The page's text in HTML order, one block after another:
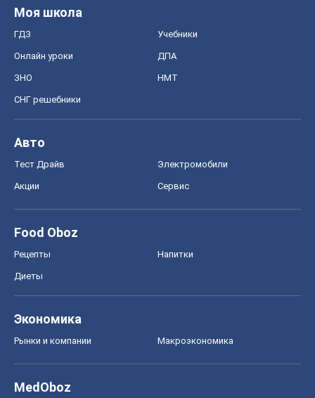
Моя школа
ГДЗ Учебники
Онлайн уроки ДПА
ЗНО НМТ
СНГ решебники
Авто
Тест Драйв Электромобили
Акции Сервис
Food Oboz
Рецепты Напитки
Диеты
Экономика
Рынки и компании Mакроэкономика
MedOboz